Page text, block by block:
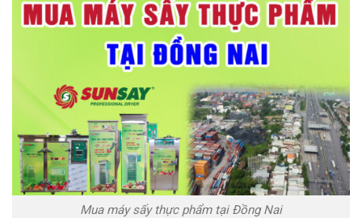
Mua máy sấy thực phẩm tại Đồng Nai